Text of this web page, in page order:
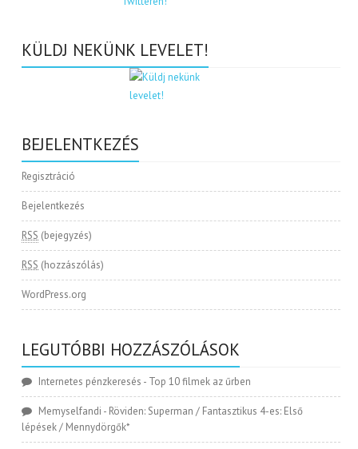
KÜLDJ NEKÜNK LEVELET!
BEJELENTKEZÉS
Regisztráció
Bejelentkezés
RSS (bejegyzés)
RSS (hozzászólás)
WordPress.org
LEGUTÓBBI HOZZÁSZÓLÁSOK
Internetes pénzkeresés - Top 10 filmek az űrben
Memyselfandi - Röviden: Superman / Fantasztikus 4-es: Első
lépések / Mennydörgők*